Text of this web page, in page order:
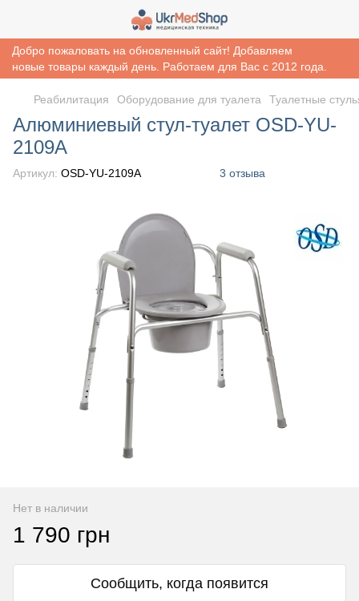
Добро пожаловать на обновленный сайт! Добавляем
новые товары каждый день. Работаем для Вас с 2012 года.
Реабилитация Оборудование для туалета Туалетные
Алюминиевый стул-туалет OSD-YU-
2109A
Артикул: OSD-YU-2109A 3 отзыва
Нет в наличии
1 790 грн
Сообщить, когда появится